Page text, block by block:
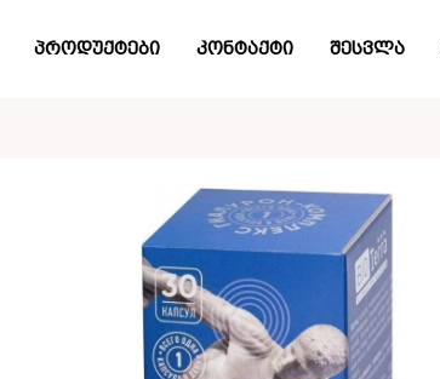
პროდუქტები კონტაქტი შესვლა